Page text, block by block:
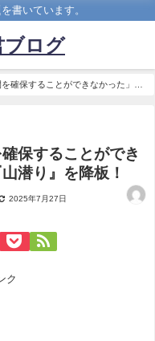
書いています。
ブログ
確保することができなかった」理
保することができ
潜り』を降板！
2025年7月27日
ク